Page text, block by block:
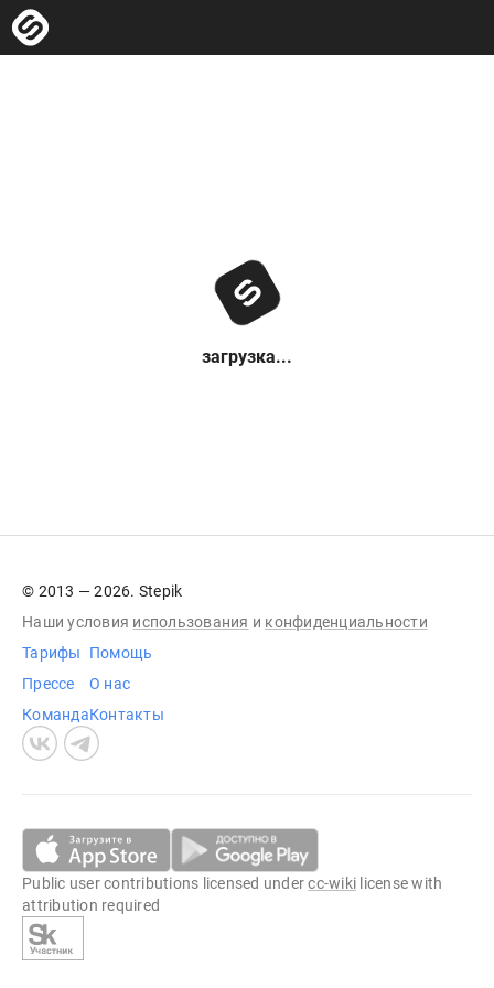
загрузка...
© 2013 — 2026. Stepik
Наши условия использования и конфиденциальности
Тарифы
Прессе
Команда
Помощь
О нас
Контакты
Public user contributions licensed undercc-wiki license with
attribution required